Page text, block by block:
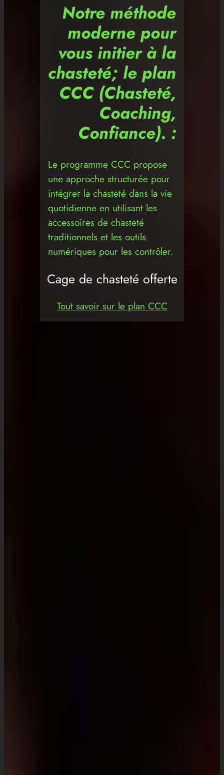
Notre méthode
moderne pour
vous initier à la
chasteté; le plan
CCC (Chasteté,
Coaching,
Confiance). :
Le programme CCC propose
une approche structurée pour
intégrer la chasteté dans la vie
quotidienne en utilisant les
accessoires de chasteté
traditionnels et les outils
numériques pour les contrôler.
Cage de chasteté offerte
Tout savoir sur le plan CCC